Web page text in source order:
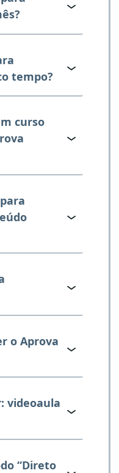
tempo?
curso
o Aprova
videoaula
“Direto